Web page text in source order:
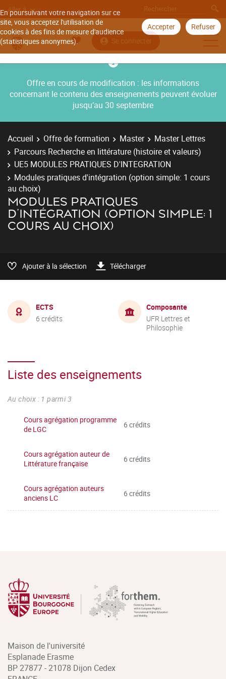
En poursuivant votre navigation sur ce
site, vous acceptez l'utilisation de
cookies à des fins de mesure d'audience
(statistiques anonymes).
Accepter Refuser
Aller à
Se connecter
Offre en cours de modification : les informations
concernant le contenu des enseignements peuvent évoluer
jusqu’au 30 septembre
Accueil Offre de formation Master
Master Lettres
Parcours Recherche en littérature (histoire et valeurs)
UE5 MODULES PRATIQUES D'INTEGRATION
Modules pratiques d'intégration (option simple: 1 cours
au choix)
MODULES PRATIQUES
D'INTÉGRATION (OPTION SIMPLE: 1
COURS AU CHOIX)
Ajouter à la sélection Télécharger
ECTS
6 crédits
Composante
UFR Lettres et
Philosophie
Liste des enseignements
Au choix : 1 parmi 3
Cours agrégation programme
de LGC
6 crédits
Cours agrégation auteur de
Littérature française
6 crédits
Cours agrégation auteurs
anciens LC
6 crédits
Maison de l'université
Esplanade Erasme
BP 27877 - 21078 Dijon Cedex